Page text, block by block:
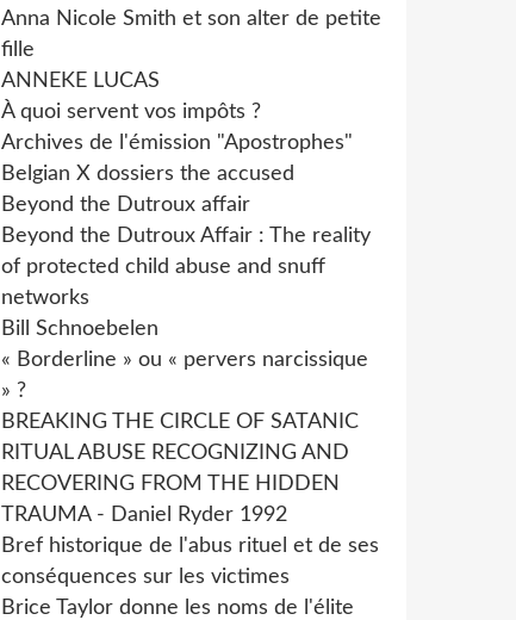
Anna Nicole Smith et son alter de petite
fille
ANNEKE LUCAS
À quoi servent vos impôts ?
Archives de l'émission "Apostrophes"
Belgian X dossiers the accused
Beyond the Dutroux affair
Beyond the Dutroux Affair : The reality
of protected child abuse and snuff
networks
Bill Schnoebelen
« Borderline » ou « pervers narcissique
» ?
BREAKING THE CIRCLE OF SATANIC
RITUAL ABUSE RECOGNIZING AND
RECOVERING FROM THE HIDDEN
TRAUMA - Daniel Ryder 1992
Bref historique de l'abus rituel et de ses
conséquences sur les victimes
Brice Taylor donne les noms de l'élite